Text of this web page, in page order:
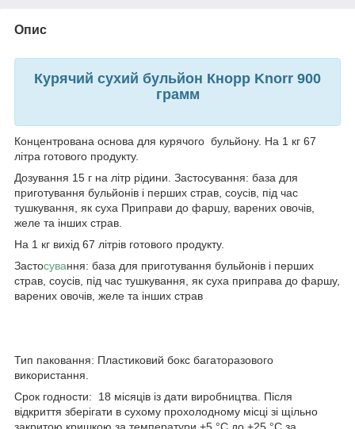
Опис
Курячий сухий бульйон Кнорр Knorr 900
грамм
Концентрована основа для курячого бульйону. На 1 кг 67
літра готового продукту.
Дозування 15 г на літр рідини. Застосування: база для
приготування бульйонів і перших страв, соусів, під час
тушкування, як суха Приправи до фаршу, варених овочів,
желе та інших страв.
На 1 кг вихід 67 літрів готового продукту.
Застосування: база для приготування бульйонів і перших
страв, соусів, під час тушкування, як суха приправа до фаршу,
варених овочів, желе та інших страв
Тип паковання: Пластиковий бокс багаторазового
використання.
Срок годности: 18 місяців із дати виробництва. Після
відкриття зберігати в сухому прохолодному місці зі щільно